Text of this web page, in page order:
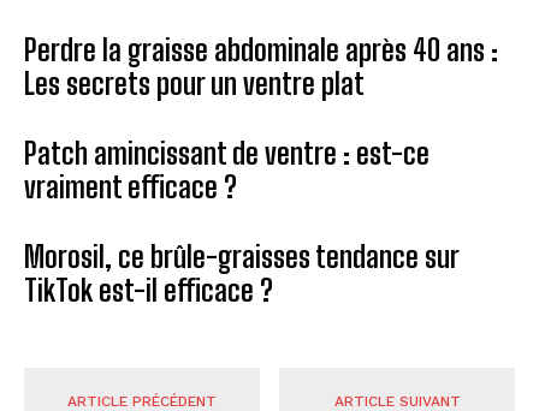
Perdre la graisse abdominale après 40 ans :
Les secrets pour un ventre plat
Patch amincissant de ventre : est-ce
vraiment efficace ?
Morosil, ce brûle-graisses tendance sur
TikTok est-il efficace ?
ARTICLE PRÉCÉDENT ARTICLE SUIVANT